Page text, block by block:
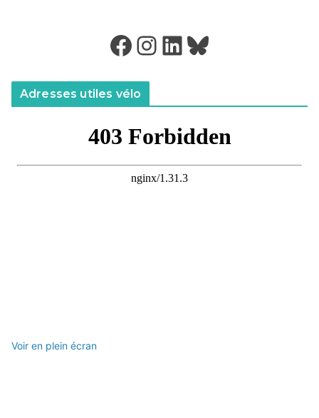
Facebook Instagram LinkedIn Bluesky
Adresses utiles vélo
Voir en plein écran